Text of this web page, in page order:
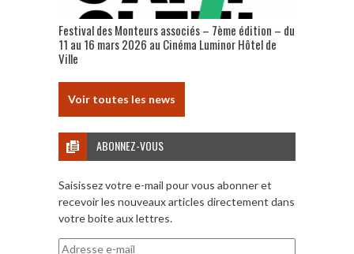
Festival des Monteurs associés – 7ème édition – du
11 au 16 mars 2026 au Cinéma Luminor Hôtel de
Ville
Voir toutes les news
ABONNEZ-VOUS
Saisissez votre e-mail pour vous abonner et
recevoir les nouveaux articles directement dans
votre boite aux lettres.
Adresse